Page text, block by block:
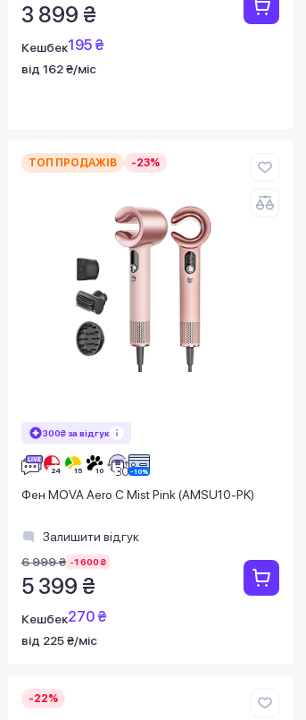
3 899 ₴
Кешбек195 ₴
від 162 ₴/міс
ТОП ПРОДАЖІВ -23%
300₴ за відгук
Фен MOVA Aero C Mist Pink (AMSU10-PK)
Залишити відгук
6 999 ₴ -1 600 ₴
5 399 ₴
Кешбек270 ₴
від 225 ₴/міс
-22%